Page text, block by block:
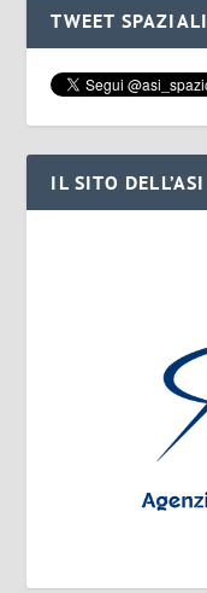
TWEET SPAZIALI
IL SITO DELL’ASI